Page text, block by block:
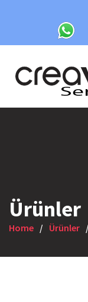
Ürünler
Home Ürünler